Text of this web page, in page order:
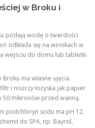
w Broku i
podają wodę o twardości
odkłada się na wirnikach w
wejściu do domu lub tabletki
ma własne ujęcia.
i niszczy łożyska jak papier
mikronów przed wanną.
podchloryn sodu ma pH 12.
do SPA, np. Bayrol,